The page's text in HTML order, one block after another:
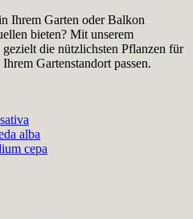
Ihrem Garten oder Balkon
bieten? Mit unserem
die nützlichsten Pflanzen für
Gartenstandort passen.
alba
cepa